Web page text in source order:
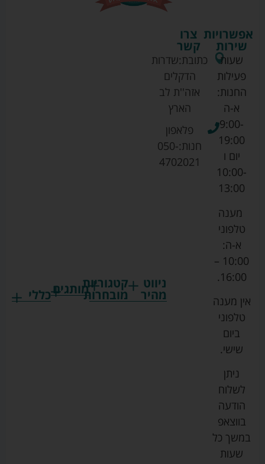
ניווט
מהיר
קטגוריות
מובחרותמותגים
גרקו
כללי
צרו
קשר
כתובת:שדרות
הדקלים
אזה''ת לב
הארץ
פלאפון
חנות:050-
4702021
אפשרויות
שירות
שעות
פעילות
החנות:
א-ה
9:00-
19:00
יום ו
10:00-
13:00
מענה
טלפוני
א-ה:
10:00 –
16:00.
אין מענה
טלפוני
ביום
שישי.
ניתן
לשלוח
הודעה
בווצאפ
במשך כל
שעות